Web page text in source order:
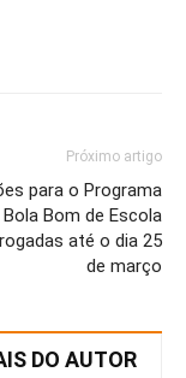
Próximo artigo
para o Programa
Bom de Escola
até o dia 25
de março
DO AUTOR